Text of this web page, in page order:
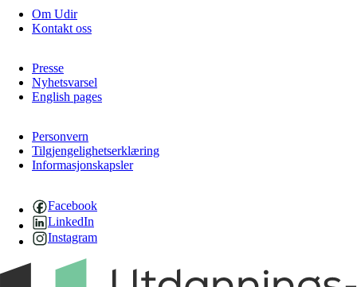
Om Udir
Kontakt oss
Presse
Nyhetsvarsel
English pages
Personvern
Tilgjengelighetserklæring
Informasjonskapsler
Facebook
LinkedIn
Instagram